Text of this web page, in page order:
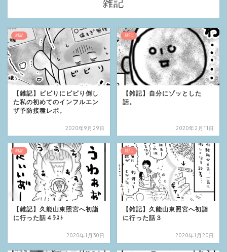
雑記
雑記
【雑記】ビビりにビビり倒し
た私の初めてのインフルエン
ザ予防接種レポ。
2020年9月29日
雑記
【雑記】自分にゾッとした
話。
2020年2月11日
雑記
【雑記】久能山東照宮へ初詣
に行った話４ﾗｽﾄ
2020年1月30日
雑記
【雑記】久能山東照宮へ初詣
に行った話３
2020年1月20日